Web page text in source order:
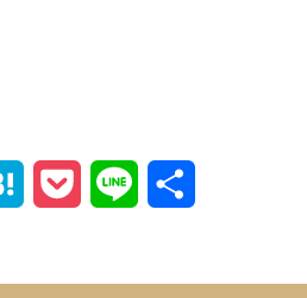
Hatena Pocket Line